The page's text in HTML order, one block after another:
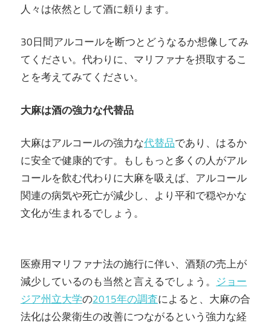
人々は依然として酒に頼ります。
30日間アルコールを断つとどうなるか想像してみ
てください。代わりに、マリファナを摂取するこ
とを考えてみてください。
大麻は酒の強力な代替品
大麻はアルコールの強力な代替品であり、はるか
に安全で健康的です。もしもっと多くの人がアル
コールを飲む代わりに大麻を吸えば、アルコール
関連の病気や死亡が減少し、より平和で穏やかな
文化が生まれるでしょう。
医療用マリファナ法の施行に伴い、酒類の売上が
減少しているのも当然と言えるでしょう。 ジョー
ジア州立大学の2015年の調査によると、大麻の合
法化は公衆衛生の改善につながるという強力な経